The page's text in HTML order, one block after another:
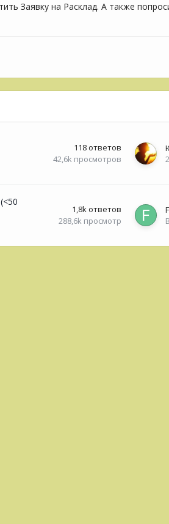
Заявку на Расклад. А также
118ответов
42,6k просмотров
1,8kответов
288,6k просмотр